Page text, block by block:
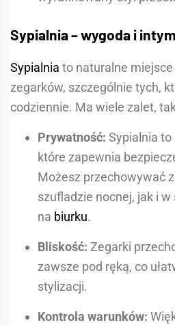
Sypialnia – wygoda i
Sypialnia to naturalne
zegarków, szczególnie tych,
codziennie. Ma wiele zalet,
Prywatność: Sypialnia
które zapewnia
Możesz przechowywać
szufladzie nocnej, jak i w
na biurku.
Bliskość: Zegarki
zawsze pod ręką, co
stylizacji.
Kontrola warunków: